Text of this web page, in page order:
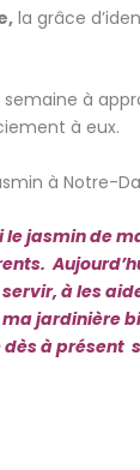
la grâce
à
à eux.
à Notre-
le jasmin de
à les
jardinière
dès à présent